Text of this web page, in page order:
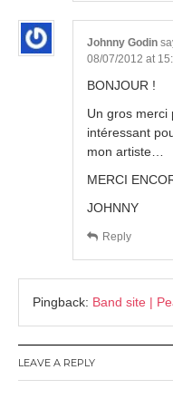
Johnny Godin
08/07/2012 at
BONJOUR !
Un gros merci
intéressant
mon artiste…
MERCI
JOHNNY
Reply
Pingback: Band site |
LEAVE A REPLY